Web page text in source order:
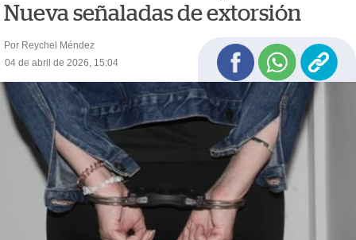
Nueva señaladas de extorsión
Por Reychel Méndez
04 de abril de 2026, 15:04